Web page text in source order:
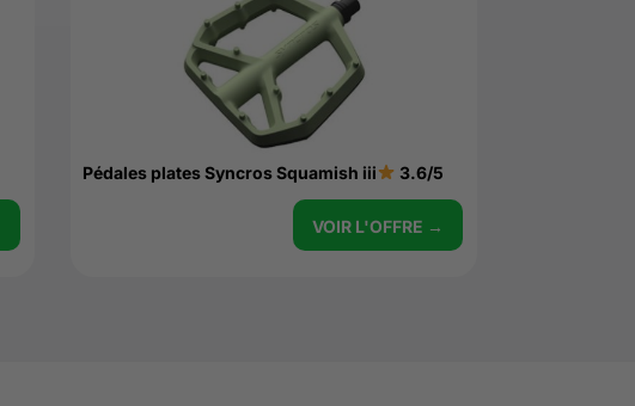
Pédales plates Syncros Squamish iii 3.6/5
VOIR L'OFFRE →